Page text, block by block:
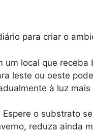
para criar o
um local que receba
leste ou oeste
à luz mais
o substrato
reduza ainda